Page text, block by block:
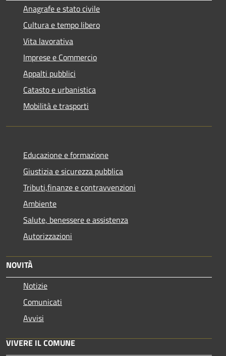
Anagrafe e stato civile
Cultura e tempo libero
Vita lavorativa
Imprese e Commercio
Appalti pubblici
Catasto e urbanistica
Mobilità e trasporti
Educazione e formazione
Giustizia e sicurezza pubblica
Tributi,finanze e contravvenzioni
Ambiente
Salute, benessere e assistenza
Autorizzazioni
NOVITÀ
Notizie
Comunicati
Avvisi
VIVERE IL COMUNE